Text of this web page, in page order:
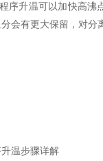
升温可以加快高沸
会有更大保留，对分
温步骤详解